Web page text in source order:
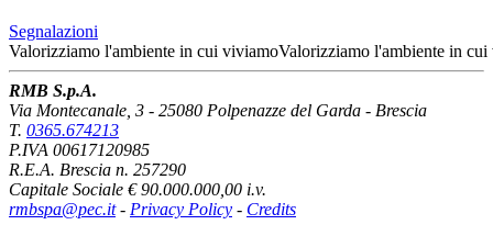
Segnalazioni
Valorizziamo l'ambiente in cui viviamoValorizziamo l'ambiente in cui
RMB S.p.A.
Via Montecanale, 3 - 25080 Polpenazze del Garda - Brescia
T. 0365.674213
P.IVA 00617120985
R.E.A. Brescia n. 257290
Capitale Sociale € 90.000.000,00 i.v.
rmbspa@pec.it- Privacy Policy - Credits